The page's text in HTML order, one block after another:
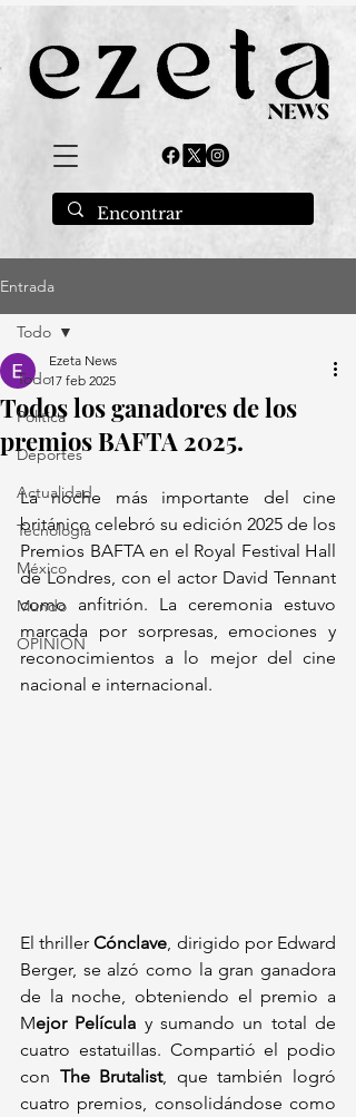
Entrada
Todo
Política
Deportes
Actualidad
Tecnología
México
Mundo
OPINIÓN
Todo
Todos los ganadores de los
premios BAFTA 2025.
Ezeta News
17 feb 2025
La noche más importante del cine
británico celebró su edición 2025 de los
Premios BAFTA en el Royal Festival Hall
de Londres, con el actor David Tennant
como anfitrión. La ceremonia estuvo
marcada por sorpresas, emociones y
reconocimientos a lo mejor del cine
nacional e internacional.
El thriller Cónclave, dirigido por Edward
Berger, se alzó como la gran ganadora
de la noche, obteniendo el premio a
Mejor Película y sumando un total de
cuatro estatuillas. Compartió el podio
con The Brutalist, que también logró
cuatro premios, consolidándose como